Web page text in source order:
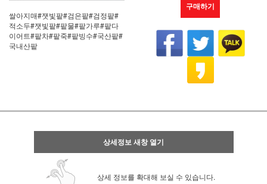
쌀아지매#잿빛팥#검은팥#검정팥#
적소두#잿빛팥#팥물#팥가루#팥다
이어트#팥차#팥죽#팥빙수#국산팥#
국내산팥
구매하기
상세정보 새창 열기
상세 정보를 확대해 보실 수 있습니다.